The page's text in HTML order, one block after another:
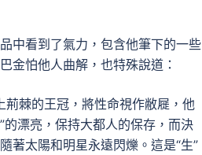
中看到了氣力，包含他筆下的一些
巴金怕他人曲解，也特殊說道：
荊棘的王冠，將性命視作敝屣，他
漂亮，保持大都人的保存，而決
著太陽和明星永遠閃爍。這是“生”